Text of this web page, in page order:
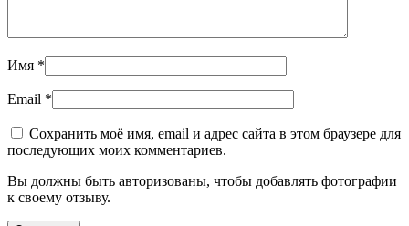
Имя *
Email *
Сохранить моё имя, email и адрес сайта в этом браузере для
последующих моих комментариев.
Вы должны быть авторизованы, чтобы добавлять фотографии
к своему отзыву.